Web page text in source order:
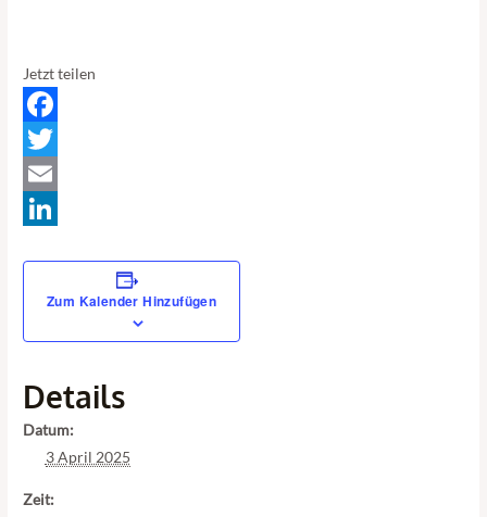
Jetzt teilen
Facebook
Twitter
Email
Zum Kalender Hinzufügen
Details
Datum:
3 April 2025
Zeit: